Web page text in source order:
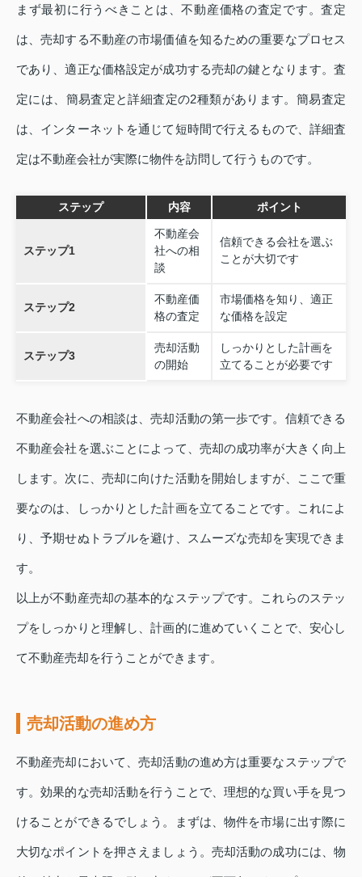
まず最初に行うべきことは、不動産価格の査定です。査定
は、売却する不動産の市場価値を知るための重要なプロセス
であり、適正な価格設定が成功する売却の鍵となります。査
定には、簡易査定と詳細査定の2種類があります。簡易査定
は、インターネットを通じて短時間で行えるもので、詳細査
定は不動産会社が実際に物件を訪問して行うものです。
ステップ 内容 ポイント
ステップ1
不動産会
社への相
談
信頼できる会社を選ぶ
ことが大切です
ステップ2
不動産価
格の査定
市場価格を知り、適正
な価格を設定
ステップ3
売却活動
の開始
しっかりとした計画を
立てることが必要です
不動産会社への相談は、売却活動の第一歩です。信頼できる
不動産会社を選ぶことによって、売却の成功率が大きく向上
します。次に、売却に向けた活動を開始しますが、ここで重
要なのは、しっかりとした計画を立てることです。これによ
り、予期せぬトラブルを避け、スムーズな売却を実現できま
す。
以上が不動産売却の基本的なステップです。これらのステッ
プをしっかりと理解し、計画的に進めていくことで、安心し
て不動産売却を行うことができます。
売却活動の進め方
不動産売却において、売却活動の進め方は重要なステップで
す。効果的な売却活動を行うことで、理想的な買い手を見つ
けることができるでしょう。まずは、物件を市場に出す際に
大切なポイントを押さえましょう。売却活動の成功には、物